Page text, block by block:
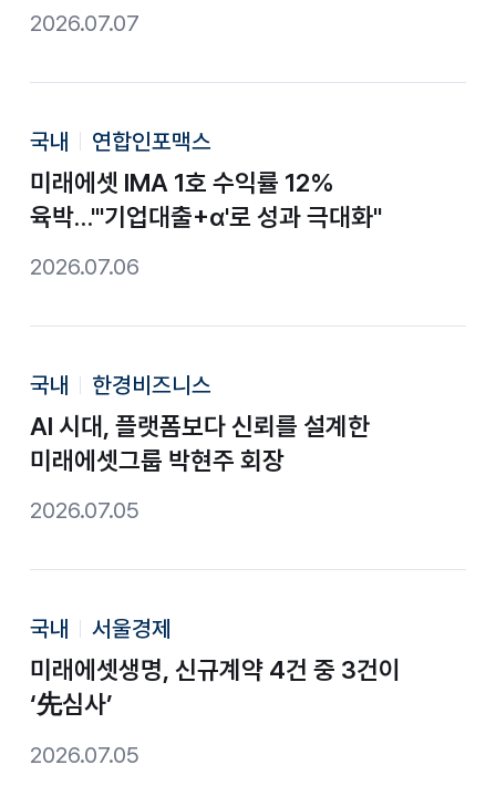
2026.07.07
국내 연합인포맥스
미래에셋 IMA 1호 수익률 12%
육박…"'기업대출+α'로 성과 극대화"
2026.07.06
국내 한경비즈니스
AI 시대, 플랫폼보다 신뢰를 설계한
미래에셋그룹 박현주 회장
2026.07.05
국내 서울경제
미래에셋생명, 신규계약 4건 중 3건이
‘先심사’
2026.07.05